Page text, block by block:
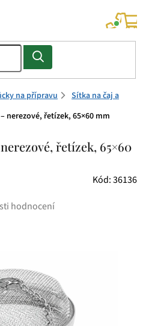
na přípravu
Sítka na čaj a
nerezové, řetízek, 65×60 mm
řetízek, 65×60
Kód:36136
hodnocení